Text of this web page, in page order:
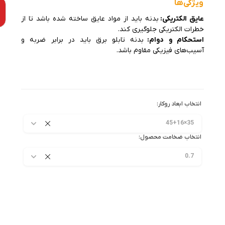
ویژگی‌ها
عایق الکتریکی: بدنه باید از مواد عایق ساخته شده باشد تا از
خطرات الکتریکی جلوگیری کند.
استحکام و دوام: بدنه تابلو برق باید در برابر ضربه و
آسیب‌های فیزیکی مقاوم باشد.
انتخاب ابعاد روکار:
35×45+16
انتخاب ضخامت محصول:
0.7